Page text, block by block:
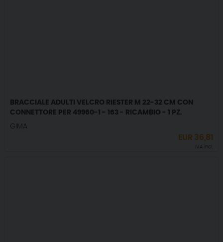
BRACCIALE ADULTI VELCRO RIESTER M 22-32 CM CON
CONNETTORE PER 49960-1 - 163 - RICAMBIO - 1 PZ.
GIMA
EUR 36,81
IVA incl.